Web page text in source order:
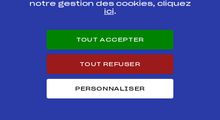
Pôle vie de l’athlète
Carrières
notre gestion des cookies, cliquez
ici.
TOUT ACCEPTER
TOUT REFUSER
PERSONNALISER